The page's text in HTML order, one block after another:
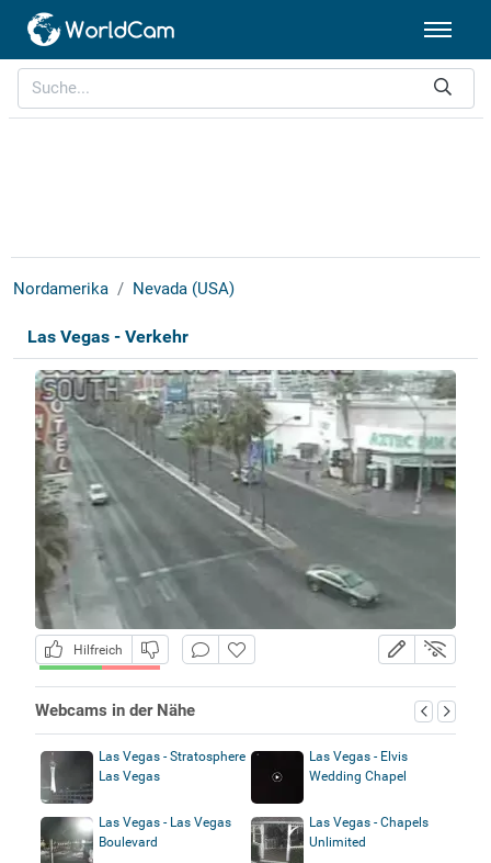
Nordamerika Nevada (USA)
Las Vegas - Verkehr
Hilfreich
Webcams in der Nähe
Las Vegas - Stratosphere
Las Vegas
Las Vegas - Elvis
Wedding Chapel
Las Vegas - Las Vegas
Boulevard
Las Vegas - Chapels
Unlimited